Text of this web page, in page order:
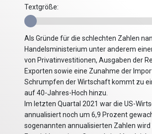
Textgröße:
Als Gründe für die schlechten Zahlen
Handelsministerium unter anderem
von Privatinvestitionen, Ausgaben der
Exporten sowie eine Zunahme der
Schrumpfen der Wirtschaft kommt zu
auf 40-Jahres-Hoch hinzu.
Im letzten Quartal 2021 war die US-
annualisiert noch um 6,9 Prozent
sogenannten annualisierten Zahlen wird